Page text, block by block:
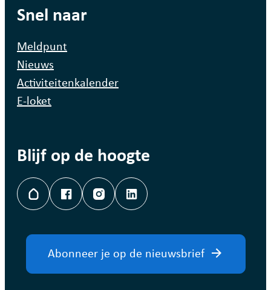
Snel naar
Meldpunt
Nieuws
Activiteitenkalender
E-loket
Blijf op de hoogte
Hoplr FacebookInstagramLinkedIn
Abonneer je op de nieuwsbrief